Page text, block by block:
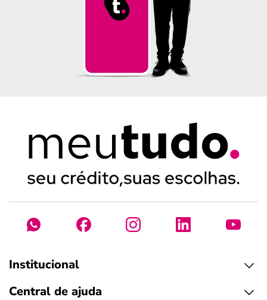
Institucional
Central de ajuda